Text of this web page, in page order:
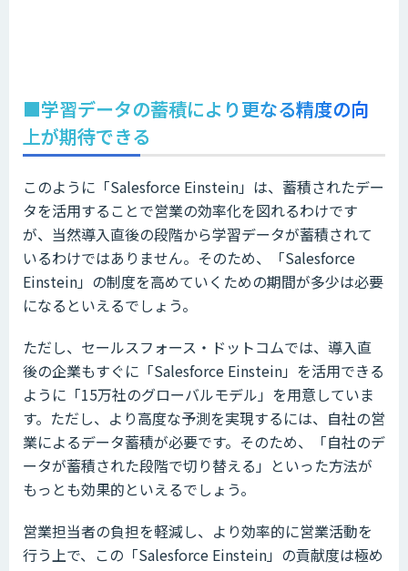
■学習データの蓄積により更なる精度の向
上が期待できる
このように「Salesforce Einstein」は、蓄積されたデー
タを活用することで営業の効率化を図れるわけです
が、当然導入直後の段階から学習データが蓄積されて
いるわけではありません。そのため、「Salesforce
Einstein」の制度を高めていくための期間が多少は必要
になるといえるでしょう。
ただし、セールスフォース・ドットコムでは、導入直
後の企業もすぐに「Salesforce Einstein」を活用できる
ように「15万社のグローバルモデル」を用意していま
す。ただし、より高度な予測を実現するには、自社の営
業によるデータ蓄積が必要です。そのため、「自社のデ
ータが蓄積された段階で切り替える」といった方法が
もっとも効果的といえるでしょう。
営業担当者の負担を軽減し、より効率的に営業活動を
行う上で、この「Salesforce Einstein」の貢献度は極め